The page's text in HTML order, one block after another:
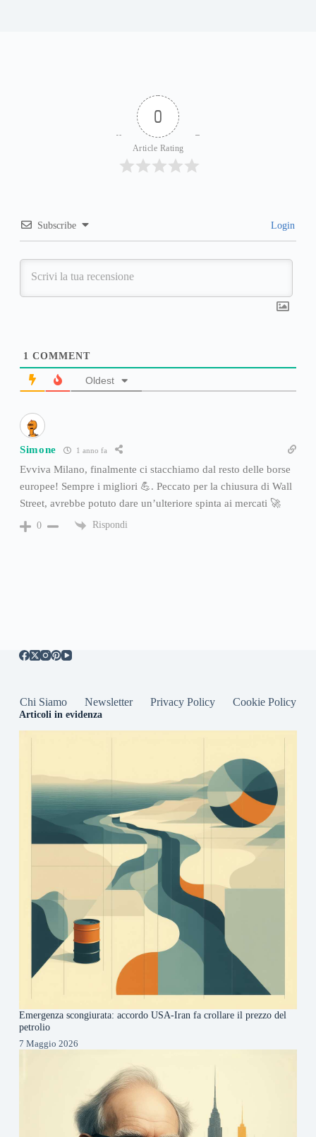
0
Article Rating
Subscribe Login
1 COMMENT
Oldest
Simone 1 anno fa
Evviva Milano, finalmente ci stacchiamo dal resto delle borse
europee! Sempre i migliori 💪. Peccato per la chiusura di Wall
Street, avrebbe potuto dare un’ulteriore spinta ai mercati 🚀
0 Rispondi
Chi Siamo Newsletter Privacy Policy Cookie Policy
Articoli in evidenza
Emergenza scongiurata: accordo USA-Iran fa crollare il prezzo del
petrolio
7 Maggio 2026